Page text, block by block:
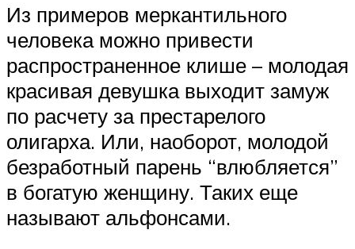
Из примеров меркантильного
человека можно привести
распространенное клише – молодая
красивая девушка выходит замуж
по расчету за престарелого
олигарха. Или, наоборот, молодой
безработный парень “влюбляется”
в богатую женщину. Таких еще
называют альфонсами.